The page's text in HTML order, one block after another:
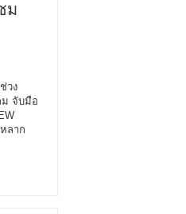
ม
วง
ม จับมือ
ลาก